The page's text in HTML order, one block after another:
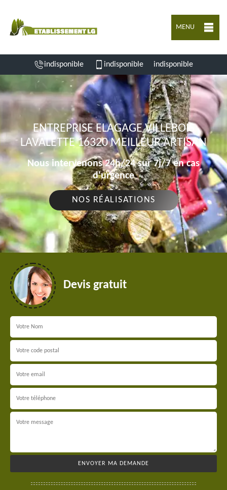
MENU
indisponible indisponible indisponible
ENTREPRISE ELAGAGE VILLEBOIS
LAVALETTE 16320 MEILLEUR ARTISAN
Nous intervenons 24h/24 sur 7j/7 en cas
d'urgence
NOS RÉALISATIONS
Devis gratuit